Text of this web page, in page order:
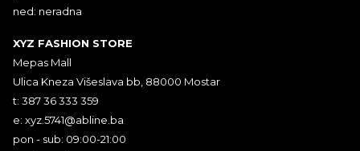
ned: neradna
XYZ FASHION STORE
Mepas Mall
Ulica Kneza Višeslava bb, 88000 Mostar
t: 387 36 333 359
e: xyz.5741@abline.ba
pon - sub: 09:00-21:00